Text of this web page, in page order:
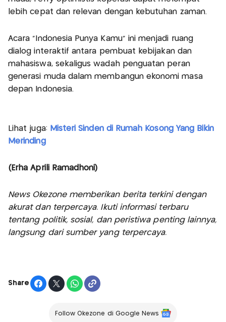
lebih cepat dan relevan dengan kebutuhan zaman.
Acara “Indonesia Punya Kamu” ini menjadi ruang
dialog interaktif antara pembuat kebijakan dan
mahasiswa, sekaligus wadah penguatan peran
generasi muda dalam membangun ekonomi masa
depan Indonesia.
Lihat juga: Misteri Sinden di Rumah Kosong Yang Bikin
Merinding
(Erha Aprili Ramadhoni)
News Okezone memberikan berita terkini dengan
akurat dan terpercaya. Ikuti informasi terbaru
tentang politik, sosial, dan peristiwa penting lainnya,
langsung dari sumber yang terpercaya.
Share
Follow Okezone di Google News